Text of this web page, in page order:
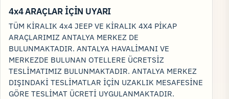
4x4 ARAÇLAR İÇİN UYARI
TÜM KİRALIK 4x4 JEEP VE KİRALIK 4X4 PİKAP
ARAÇLARIMIZ ANTALYA MERKEZ DE
BULUNMAKTADIR. ANTALYA HAVALİMANI VE
MERKEZDE BULUNAN OTELLERE ÜCRETSİZ
TESLİMATIMIZ BULUNMAKTADIR. ANTALYA MERKEZ
DIŞINDAKİ TESLİMATLAR İÇİN UZAKLIK MESAFESİNE
GÖRE TESLİMAT ÜCRETİ UYGULANMAKTADIR.